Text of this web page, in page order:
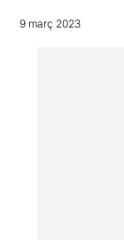
9 març 2023